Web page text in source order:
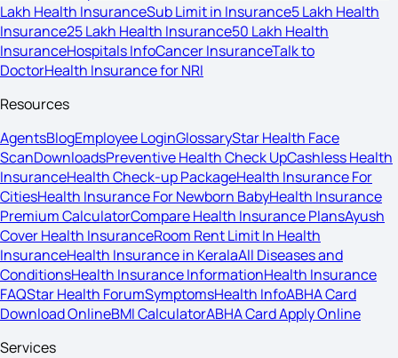
Lakh Health InsuranceSub Limit in Insurance5 Lakh Health
Insurance25 Lakh Health Insurance50 Lakh Health
InsuranceHospitals InfoCancer InsuranceTalk to
DoctorHealth Insurance for NRI
Resources
AgentsBlogEmployee LoginGlossaryStar Health Face
ScanDownloadsPreventive Health Check UpCashless Health
InsuranceHealth Check-up PackageHealth Insurance For
CitiesHealth Insurance For Newborn BabyHealth Insurance
Premium CalculatorCompare Health Insurance PlansAyush
Cover Health InsuranceRoom Rent Limit In Health
InsuranceHealth Insurance in KeralaAll Diseases and
ConditionsHealth Insurance InformationHealth Insurance
FAQStar Health ForumSymptomsHealth InfoABHA Card
Download OnlineBMI CalculatorABHA Card Apply Online
Services